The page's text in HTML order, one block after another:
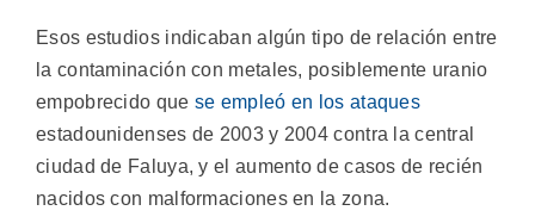
Esos estudios indicaban algún tipo de relación entre
la contaminación con metales, posiblemente uranio
empobrecido que se empleó en los ataques
estadounidenses de 2003 y 2004 contra la central
ciudad de Faluya, y el aumento de casos de recién
nacidos con malformaciones en la zona.